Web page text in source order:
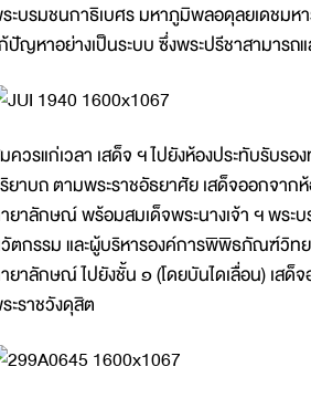
ะบรมชนกาธิเบศร มหาภูมิพลอดุลยเดชมห
ปัญหาอย่างเป็นระบบ ซึ่งพระปรีชาสามารถ
ควรแก่เวลา เสด็จ ฯ ไปยังห้องประทับรับร
ยาบถ ตามพระราชอัธยาศัย เสด็จออกจา
ยาลักษณ์ พร้อมสมเด็จพระนางเจ้า ฯ พระ
ตกรรม และผู้บริหารองค์การพิพิธภัณฑ์วิท
ยาลักษณ์ ไปยังชั้น ๑ (โดยบันไดเลื่อน) เส
ะราชวังดุสิต